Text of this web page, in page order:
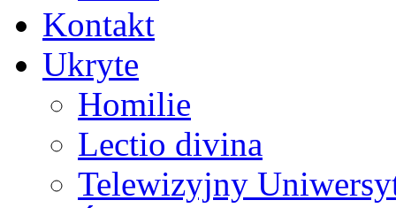
Kontakt
Ukryte
Homilie
Lectio divina
Telewizyjny